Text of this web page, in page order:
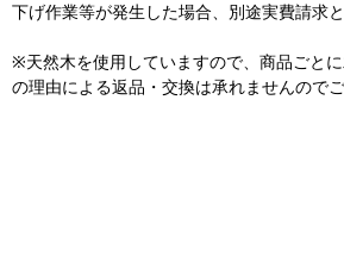
下げ作業等が発生した場合、別途実費請求
※天然木を使用していますので、商品ごと
の理由による返品・交換は承れませんのでご